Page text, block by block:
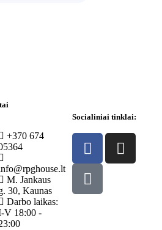
+370 674
M. Jankaus
30, Kaunas
Darbo laikas:
V 18:00 -
Socialiniai tinklai: